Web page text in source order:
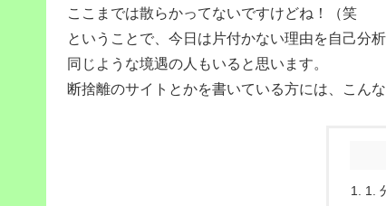
ここまでは散らかってないですけどね！（笑
ということで、今日は片付かない理由を自己分
同じような境遇の人もいると思います。
断捨離のサイトとかを書いている方には、こん
1.